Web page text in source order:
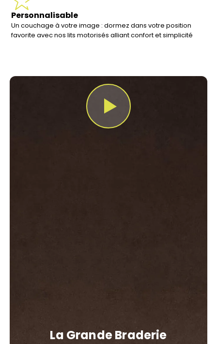
Personnalisable
Un couchage à votre image : dormez dans votre position
favorite avec nos lits motorisés alliant confort et simplicité
La Grande Braderie